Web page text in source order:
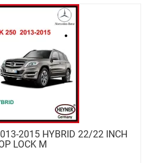
2015 HYBRID 22/22 INCH
LOCK M